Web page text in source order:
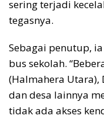
sering terjadi
tegasnya.
Sebagai penutup,
bus sekolah.
(Halmahera Utara),
dan desa lainnya
tidak ada akses